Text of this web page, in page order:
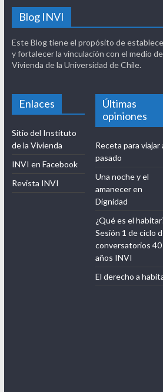
Blog INVI
Este Blog tiene el propósito de
y fortalecer la vinculación con el medio
Vivienda de la Universidad de Chile.
Enlaces
Sitio del Instituto
de la Vivienda
INVI en Facebook
Revista INVI
Últimas
opiniones
Receta para viajar
pasado
Una noche y el
amanecer en
Dignidad
¿Qué es el
Sesión 1 de ciclo
conversatorios 40
años INVI
El derecho a